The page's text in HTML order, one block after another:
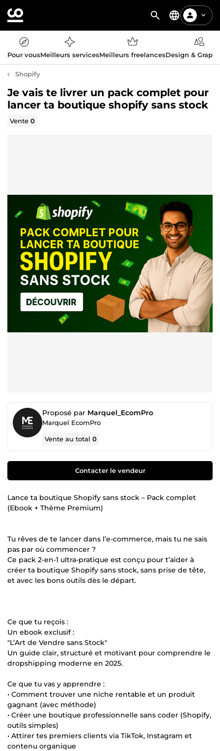
Pour vousMeilleurs servicesMeilleurs freelancesDesign &
Shopify
Je vais te livrer un pack complet pour
lancer ta boutique shopify sans stock
Vente0
Proposé par Marquel_EcomPro
Marquel EcomPro
Vente au total0
Contacter le vendeur
Lance ta boutique Shopify sans stock – Pack complet
(Ebook + Thème Premium)
Tu rêves de te lancer dans l’e-commerce, mais tu ne sais
pas par où commencer ?
Ce pack 2-en-1 ultra-pratique est conçu pour t’aider à
créer ta boutique Shopify sans stock, sans prise de tête,
et avec les bons outils dès le départ.
Ce que tu reçois :
Un ebook exclusif :
"L’Art de Vendre sans Stock"
Un guide clair, structuré et motivant pour comprendre le
dropshipping moderne en 2025.
Ce que tu vas y apprendre :
• Comment trouver une niche rentable et un produit
gagnant (avec méthode)
• Créer une boutique professionnelle sans coder (Shopify,
outils simples)
• Attirer tes premiers clients via TikTok, Instagram et
contenu organique